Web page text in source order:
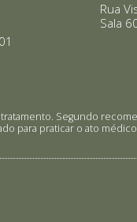
Rua
Sala
Segundo
para praticar o ato